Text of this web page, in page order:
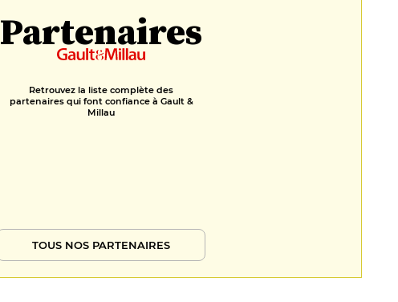
fraîche Glace Malbec, myrtille,
Partenaires
Retrouvez la liste complète des
partenaires qui font confiance à Gault &
Millau
TOUS NOS PARTENAIRES